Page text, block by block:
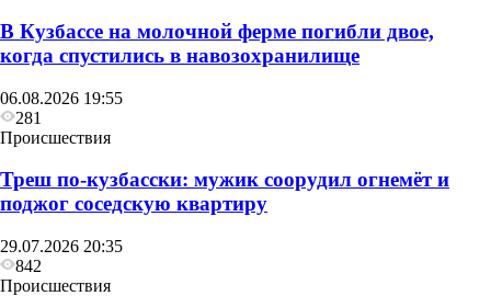
В Кузбассе на молочной ферме погибли двое,
когда спустились в навозохранилище
06.08.2026 19:55
281
Происшествия
Треш по-кузбасски: мужик соорудил огнемёт и
поджог соседскую квартиру
29.07.2026 20:35
842
Происшествия